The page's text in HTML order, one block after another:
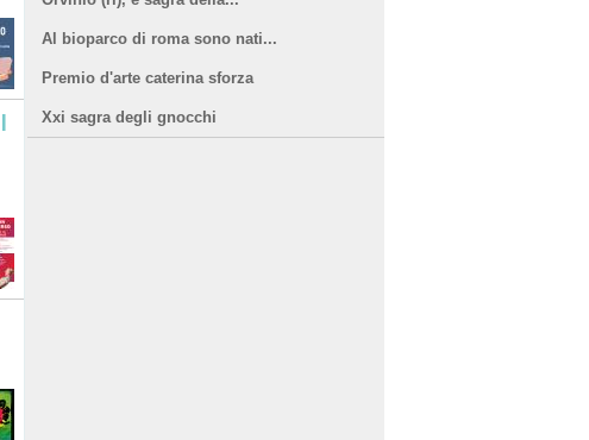
Al bioparco di roma sono nati...
Premio d'arte caterina sforza
Xxi sagra degli gnocchi